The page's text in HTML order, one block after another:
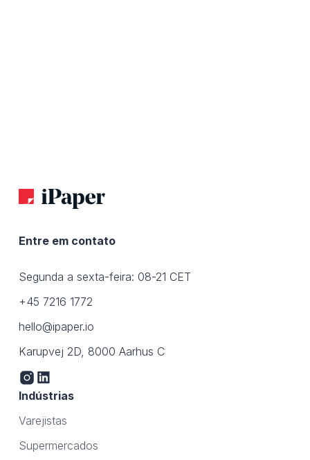
Entre em contato
Segunda a sexta-feira: 08-21 CET
+45 7216 1772
hello@ipaper.io
Karupvej 2D, 8000 Aarhus C
Indústrias
Varejistas
Supermercados